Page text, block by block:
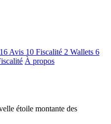
16 Avis 10 Fiscalité 2 Wallets 6
À propos
étoile montante des